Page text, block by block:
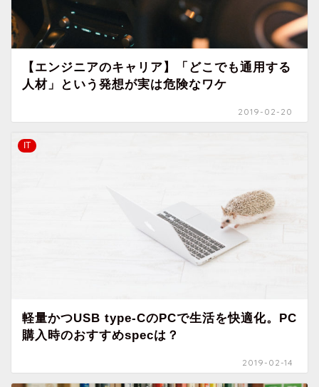
【エンジニアのキャリア】「どこでも通用する
人材」という発想が実は危険なワケ
2019-02-20
IT
軽量かつUSB type-CのPCで生活を快適化。PC
購入時のおすすめspecは？
2019-02-14